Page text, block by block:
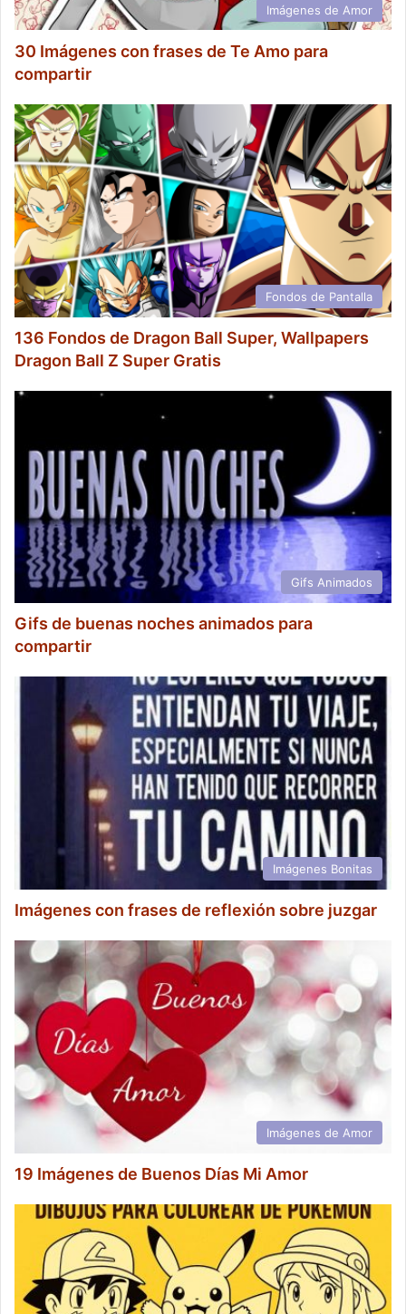
Imágenes de Amor
30 Imágenes con frases de Te Amo para
compartir
Fondos de Pantalla
136 Fondos de Dragon Ball Super, Wallpapers
Dragon Ball Z Super Gratis
Gifs Animados
Gifs de buenas noches animados para
compartir
Imágenes Bonitas
Imágenes con frases de reflexión sobre juzgar
Imágenes de Amor
19 Imágenes de Buenos Días Mi Amor